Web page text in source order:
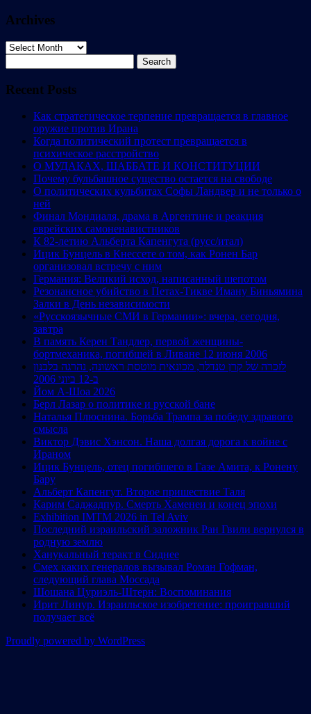
Archives
Archives
for:
Recent Posts
Как стратегическое терпение превращается в главное
оружие против Ирана
Когда политический протест превращается в
психическое расстройство
О МУДАКАХ, ШАББАТЕ И КОНСТИТУЦИИ
Почему бульбашное существо остается на свободе
О политических кульбитах Софы Ландвер и не только о
ней
Финал Мондиаля, драма в Аргентине и реакция
еврейских самоненавистников
К 82-летию Альберта Капенгута (русс/итал)
Ицик Бунцель в Кнессете о том, как Ронен Бар
организовал встречу с ним
Германия: Великий исход, написанный шепотом
Резонансное убийство в Петах-Тикве Иману Биньямина
Залки в День независимости
«Русскоязычные СМИ в Германии»: вчера, сегодня,
завтра
В память Керен Тандлер, первой женщины-
бортмеханика, погибшей в Ливане 12 июня 2006
לזכרה של קרן טנדלר, מכונאית מוטסת ראשונה, נהרגה בלבנון
ב-12 ביוני 2006
Йом А-Шоа 2026
Берл Лазар о политике и русской бане
Наталья Плюснина. Борьба Трампа за победу здравого
смысла
Виктор Дэвис Хэнсон. Наша долгая дорога к войне с
Ираном
Ицик Бунцель, отец погибшего в Газе Амита, к Ронену
Бару
Альберт Капенгут. Второе пришествие Таля
Карим Саджадпур. Смерть Хаменеи и конец эпохи
Exhibition IMTM 2026 in Tel Aviv
Последний израильский заложник Ран Гвили вернулся в
родную землю
Ханукальный теракт в Сиднее
Смех каких генералов вызывал Роман Гофман,
следующий глава Моссада
Шошана Цуриэль-Штерн: Воспоминания
Ирит Линур. Израильское изобретение: проигравший
получает всё
Proudly powered by WordPress